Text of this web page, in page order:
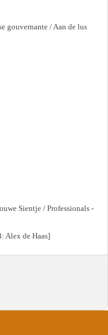
gouvernante / Aan de lus
Sientje / Professionals -
Alex de Haas]